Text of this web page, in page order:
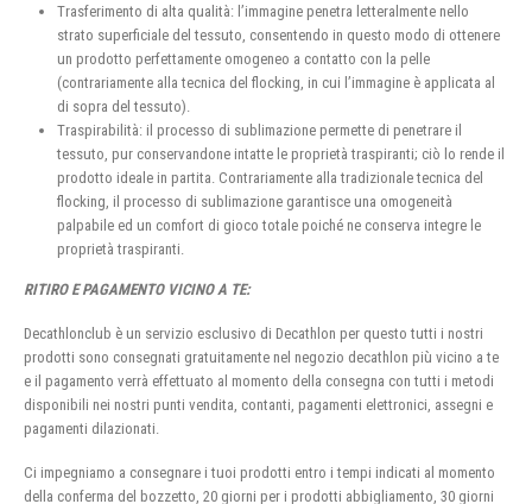
Trasferimento di alta qualità: l’immagine penetra letteralmente nello
strato superficiale del tessuto, consentendo in questo modo di ottenere
un prodotto perfettamente omogeneo a contatto con la pelle
(contrariamente alla tecnica del flocking, in cui l’immagine è applicata al
di sopra del tessuto).
Traspirabilità: il processo di sublimazione permette di penetrare il
tessuto, pur conservandone intatte le proprietà traspiranti; ciò lo rende il
prodotto ideale in partita. Contrariamente alla tradizionale tecnica del
flocking, il processo di sublimazione garantisce una omogeneità
palpabile ed un comfort di gioco totale poiché ne conserva integre le
proprietà traspiranti.
RITIRO E PAGAMENTO VICINO A TE:
Decathlonclub è un servizio esclusivo di Decathlon per questo tutti i nostri
prodotti sono consegnati gratuitamente nel negozio decathlon più vicino a te
e il pagamento verrà effettuato al momento della consegna con tutti i metodi
disponibili nei nostri punti vendita, contanti, pagamenti elettronici, assegni e
pagamenti dilazionati.
Ci impegniamo a consegnare i tuoi prodotti entro i tempi indicati al momento
della conferma del bozzetto, 20 giorni per i prodotti abbigliamento, 30 giorni